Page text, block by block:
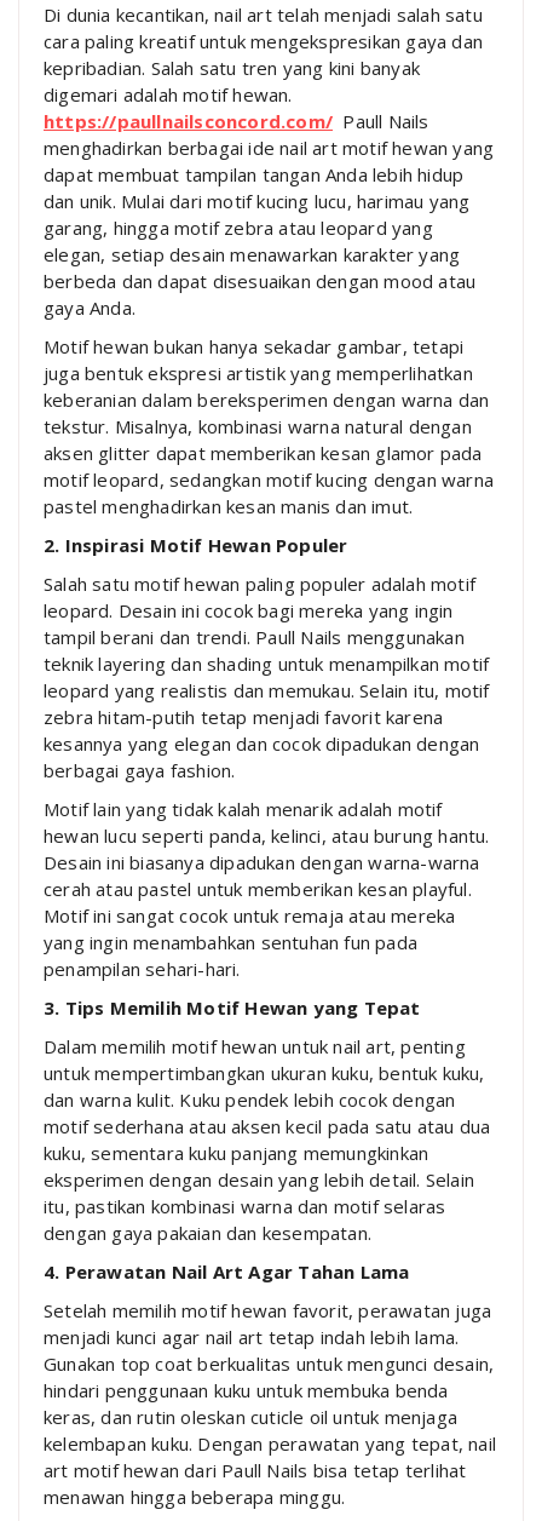
Di dunia kecantikan, nail art telah menjadi salah satu
cara paling kreatif untuk mengekspresikan gaya dan
kepribadian. Salah satu tren yang kini banyak
digemari adalah motif hewan.
https://paullnailsconcord.com/ Paull Nails
menghadirkan berbagai ide nail art motif hewan yang
dapat membuat tampilan tangan Anda lebih hidup
dan unik. Mulai dari motif kucing lucu, harimau yang
garang, hingga motif zebra atau leopard yang
elegan, setiap desain menawarkan karakter yang
berbeda dan dapat disesuaikan dengan mood atau
gaya Anda.
Motif hewan bukan hanya sekadar gambar, tetapi
juga bentuk ekspresi artistik yang memperlihatkan
keberanian dalam bereksperimen dengan warna dan
tekstur. Misalnya, kombinasi warna natural dengan
aksen glitter dapat memberikan kesan glamor pada
motif leopard, sedangkan motif kucing dengan warna
pastel menghadirkan kesan manis dan imut.
2. Inspirasi Motif Hewan Populer
Salah satu motif hewan paling populer adalah motif
leopard. Desain ini cocok bagi mereka yang ingin
tampil berani dan trendi. Paull Nails menggunakan
teknik layering dan shading untuk menampilkan motif
leopard yang realistis dan memukau. Selain itu, motif
zebra hitam-putih tetap menjadi favorit karena
kesannya yang elegan dan cocok dipadukan dengan
berbagai gaya fashion.
Motif lain yang tidak kalah menarik adalah motif
hewan lucu seperti panda, kelinci, atau burung hantu.
Desain ini biasanya dipadukan dengan warna-warna
cerah atau pastel untuk memberikan kesan playful.
Motif ini sangat cocok untuk remaja atau mereka
yang ingin menambahkan sentuhan fun pada
penampilan sehari-hari.
3. Tips Memilih Motif Hewan yang Tepat
Dalam memilih motif hewan untuk nail art, penting
untuk mempertimbangkan ukuran kuku, bentuk kuku,
dan warna kulit. Kuku pendek lebih cocok dengan
motif sederhana atau aksen kecil pada satu atau dua
kuku, sementara kuku panjang memungkinkan
eksperimen dengan desain yang lebih detail. Selain
itu, pastikan kombinasi warna dan motif selaras
dengan gaya pakaian dan kesempatan.
4. Perawatan Nail Art Agar Tahan Lama
Setelah memilih motif hewan favorit, perawatan juga
menjadi kunci agar nail art tetap indah lebih lama.
Gunakan top coat berkualitas untuk mengunci desain,
hindari penggunaan kuku untuk membuka benda
keras, dan rutin oleskan cuticle oil untuk menjaga
kelembapan kuku. Dengan perawatan yang tepat, nail
art motif hewan dari Paull Nails bisa tetap terlihat
menawan hingga beberapa minggu.